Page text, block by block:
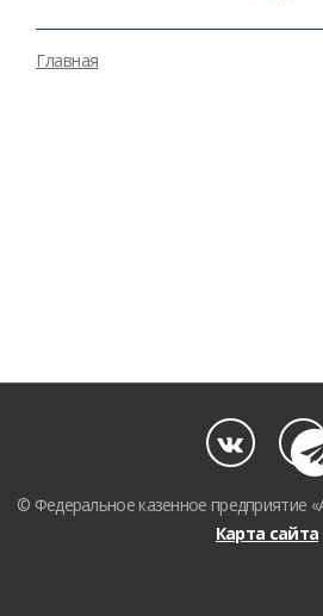
Главная
© Федеральное казенное предприятие
Карта сайта